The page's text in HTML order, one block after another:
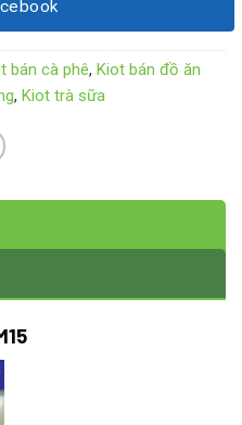
bán cà phê, Kiot bán đồ ăn
, Kiot trà sữa